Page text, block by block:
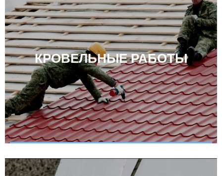
КРОВЕЛЬНЫЕ РАБОТЫ